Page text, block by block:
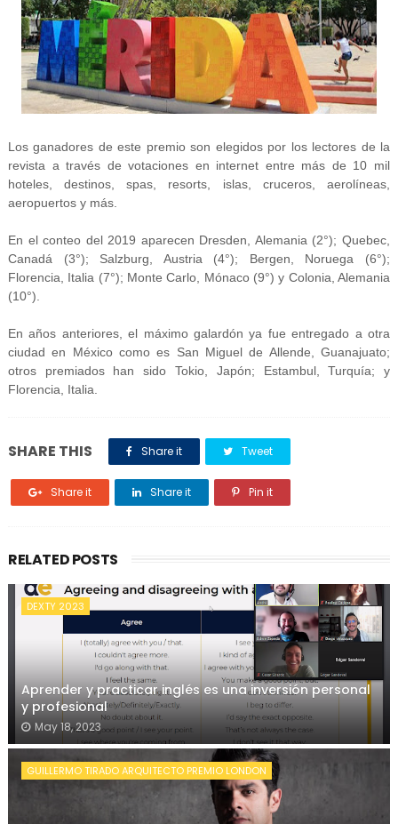
Los ganadores de este premio son elegidos por los lectores de la
revista a través de votaciones en internet entre más de 10 mil
hoteles, destinos, spas, resorts, islas, cruceros, aerolíneas,
aeropuertos y más.
En el conteo del 2019 aparecen Dresden, Alemania (2°); Quebec,
Canadá (3°); Salzburg, Austria (4°); Bergen, Noruega (6°);
Florencia, Italia (7°); Monte Carlo, Mónaco (9°) y Colonia, Alemania
(10°).
En años anteriores, el máximo galardón ya fue entregado a otra
ciudad en México como es San Miguel de Allende, Guanajuato;
otros premiados han sido Tokio, Japón; Estambul, Turquía; y
Florencia, Italia.
SHARE THIS Share it Tweet
Share it Share it Pin it
RELATED POSTS
DEXTY 2023
Aprender y practicar inglés es una inversión personal
y profesional
May 18, 2023
GUILLERMO TIRADO ARQUITECTO PREMIO LONDON